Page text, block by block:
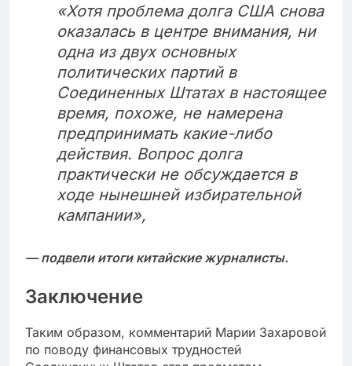
«Хотя проблема долга США снова
оказалась в центре внимания, ни
одна из двух основных
политических партий в
Соединенных Штатах в настоящее
время, похоже, не намерена
предпринимать какие-либо
действия. Вопрос долга
практически не обсуждается в
ходе нынешней избирательной
кампании»,
— подвели итоги китайские журналисты.
Заключение
Таким образом, комментарий Марии Захаровой
по поводу финансовых трудностей